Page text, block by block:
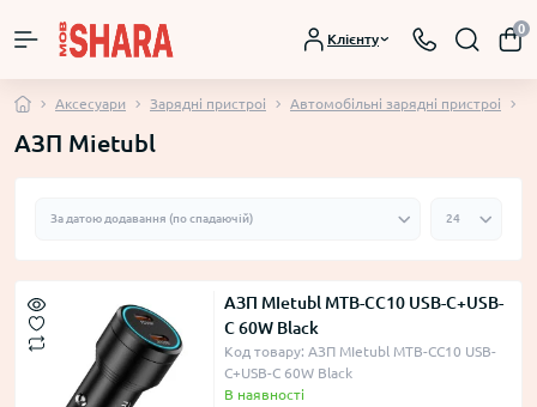
Клієнту
0
Аксесуари Зарядні пристроі Автомобільні зарядні пристроі
АЗП Mietubl
АЗП MIetubl MTB-CC10 USB-C+USB-
C 60W Black
Код товару: АЗП MIetubl MTB-CC10 USB-
C+USB-C 60W Black
В наявності